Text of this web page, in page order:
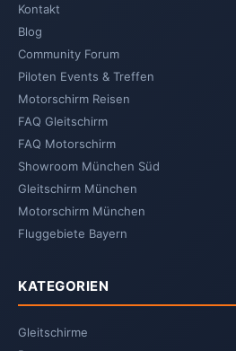
Kontakt
Blog
Community Forum
Piloten Events & Treffen
Motorschirm Reisen
FAQ Gleitschirm
FAQ Motorschirm
Showroom München Süd
Gleitschirm München
Motorschirm München
Fluggebiete Bayern
KATEGORIEN
Gleitschirme